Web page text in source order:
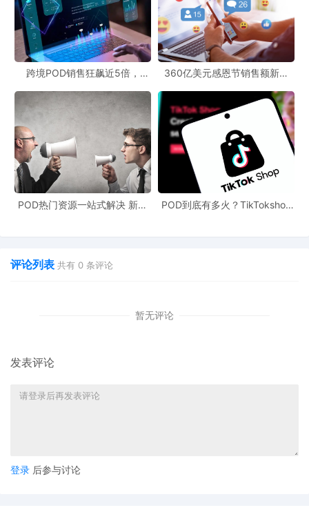
跨境POD销售狂飙近5倍，
360亿美元感恩节销售额新纪
新风潮！
POD热门资源一站式解决 新手
POD到底有多火？TikTokshop
评论列表 共有 0 条评论
暂无评论
发表评论
登录 后参与讨论